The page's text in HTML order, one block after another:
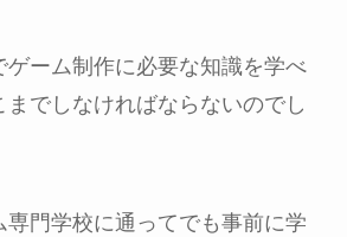
ゲーム制作に必要な知識を学べ
までしなければならないのでし
専門学校に通ってでも事前に学